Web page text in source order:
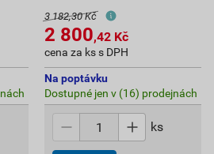
3 182,30 Kč
2 800,42 Kč
cena za ks s DPH
Na poptávku
Dostupné jen v (16) prodejnách
ks